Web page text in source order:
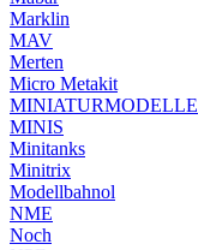
Marklin
MAV
Merten
Micro Metakit
MINIATURMODELLE
MINIS
Minitanks
Minitrix
Modellbahnol
NME
Noch